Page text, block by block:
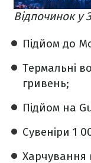
Відпочинок у
Підйом до
Термальні
гривень;
Підйом на
Сувеніри 1
Харчування